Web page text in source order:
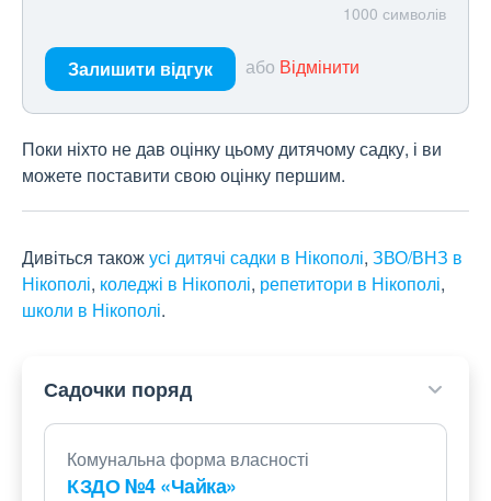
1000 символів
Залишити відгук або Відмінити
Поки ніхто не дав оцінку цьому дитячому садку, і ви
можете поставити свою оцінку першим.
Дивіться такожусі дитячі садки в Нікополі, ЗВО/ВНЗ в
Нікополі, коледжі в Нікополі, репетитори в Нікополі,
школи в Нікополі.
Садочки поряд
Комунальна форма власності
КЗДО №4 «Чайка»